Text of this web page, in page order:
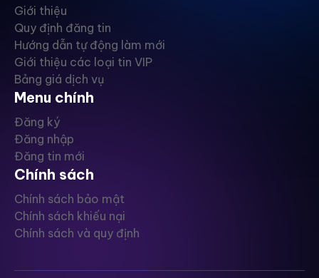
Giới thiệu
Quy định đăng tin
Hướng dẫn tự động làm mới
Giới thiệu các loại tin VIP
Bảng giá dịch vụ
Menu chính
Đăng ký
Đăng nhập
Đăng tin mới
Chính sách
Chính sách bảo mật
Chính sách khiếu nại
Chính sách và quy định